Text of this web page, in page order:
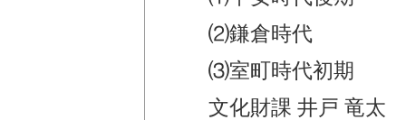
⑵鎌倉時代
⑶室町時代初期
文化財課 井戸 竜太